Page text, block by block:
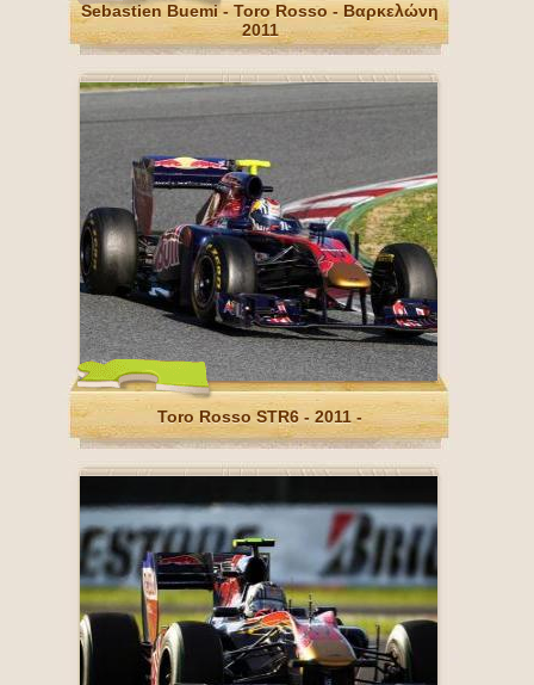
Sebastien Buemi - Toro Rosso - Βαρκελώνη
2011
Toro Rosso STR6 - 2011 -